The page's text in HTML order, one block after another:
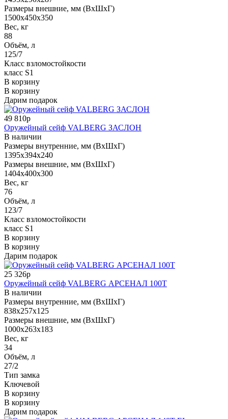
Размеры внешние, мм (ВхШхГ)
1500x450x350
Вес, кг
88
Объём, л
125/7
Класс взломостойкости
класс S1
В корзину
В корзину
Дарим подарок
49 810р
Оружейный сейф VALBERG ЗАСЛОН
В наличии
Размеры внутренние, мм (ВхШхГ)
1395x394x240
Размеры внешние, мм (ВхШхГ)
1404x400x300
Вес, кг
76
Объём, л
123/7
Класс взломостойкости
класс S1
В корзину
В корзину
Дарим подарок
25 326р
Оружейный сейф VALBERG АРСЕНАЛ 100Т
В наличии
Размеры внутренние, мм (ВхШхГ)
838x257x125
Размеры внешние, мм (ВхШхГ)
1000x263x183
Вес, кг
34
Объём, л
27/2
Тип замка
Ключевой
В корзину
В корзину
Дарим подарок